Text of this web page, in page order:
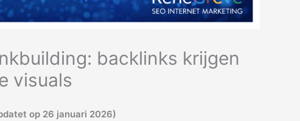
backlinks krijgen
visuals
op 26 januari 2026)